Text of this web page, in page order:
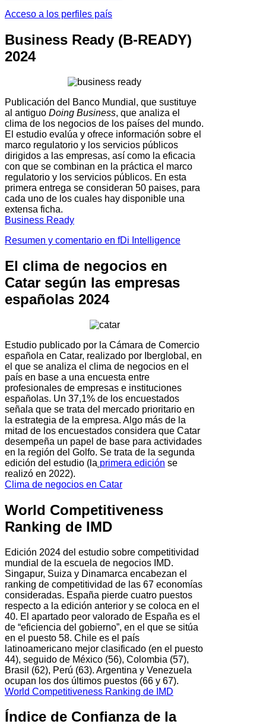
Acceso a los perfiles país
Business Ready (B-READY)
2024
Publicación del Banco Mundial, que sustituye
al antiguo Doing Business, que analiza el
clima de los negocios de los países del mundo.
El estudio evalúa y ofrece información sobre el
marco regulatorio y los servicios públicos
dirigidos a las empresas, así como la eficacia
con que se combinan en la práctica el marco
regulatorio y los servicios públicos. En esta
primera entrega se consideran 50 paises, para
cada uno de los cuales hay disponible una
extensa ficha.
Business Ready
Resumen y comentario en fDi Intelligence
El clima de negocios en
Catar según las empresas
españolas 2024
Estudio publicado por la Cámara de Comercio
española en Catar, realizado por Iberglobal, en
el que se analiza el clima de negocios en el
país en base a una encuesta entre
profesionales de empresas e instituciones
españolas. Un 37,1% de los encuestados
señala que se trata del mercado prioritario en
la estrategia de la empresa. Algo más de la
mitad de los encuestados considera que Catar
desempeña un papel de base para actividades
en la región del Golfo. Se trata de la segunda
edición del estudio (la primera edición se
realizó en 2022).
Clima de negocios en Catar
World Competitiveness
Ranking de IMD
Edición 2024 del estudio sobre competitividad
mundial de la escuela de negocios IMD.
Singapur, Suiza y Dinamarca encabezan el
ranking de competitividad de las 67 economías
consideradas. España pierde cuatro puestos
respecto a la edición anterior y se coloca en el
40. El apartado peor valorado de España es el
de “eficiencia del gobierno”, en el que se sitúa
en el puesto 58. Chile es el país
latinoamericano mejor clasificado (en el puesto
44), seguido de México (56), Colombia (57),
Brasil (62), Perú (63). Argentina y Venezuela
ocupan los dos últimos puestos (66 y 67).
World Competitiveness Ranking de IMD
Índice de Confianza de la